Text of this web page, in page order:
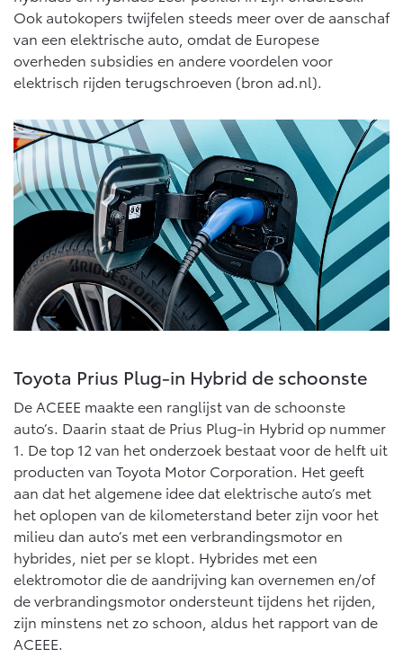
Vanaf € 46.301,- Vanaf € 56.570,-
Land Cruiser (excl. BTW)
Vanaf € 89.986,-
Ook autokopers twijfelen steeds meer over de aanschaf
van een elektrische auto, omdat de Europese
overheden subsidies en andere voordelen voor
elektrisch rijden terugschroeven (bron ad.nl).
Toyota Prius Plug-in Hybrid de schoonste
De ACEEE maakte een ranglijst van de schoonste
auto’s. Daarin staat de Prius Plug-in Hybrid op nummer
1. De top 12 van het onderzoek bestaat voor de helft uit
producten van Toyota Motor Corporation. Het geeft
aan dat het algemene idee dat elektrische auto’s met
het oplopen van de kilometerstand beter zijn voor het
milieu dan auto’s met een verbrandingsmotor en
hybrides, niet per se klopt. Hybrides met een
elektromotor die de aandrijving kan overnemen en/of
de verbrandingsmotor ondersteunt tijdens het rijden,
zijn minstens net zo schoon, aldus het rapport van de
ACEEE.